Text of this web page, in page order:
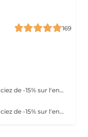
169
À partir de 3 épilations* réservées, bénéficiez de -15% sur l'ensemble de vos prestations. La réduction sera appliquée directement lors de votre encaissement au salon. *hors épilations visage
À partir de 3 épilations* réservées, bénéficiez de -15% sur l'ensemble de vos prestations. La réduction sera appliquée directement lors de votre encaissement au salon. *hors épilations visage